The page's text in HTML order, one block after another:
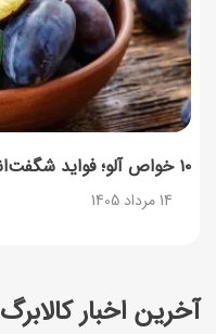
آخرین اخبار کالابرگ
۱۰ خواص آلو؛ فواید شگفت‌انگیز این میوه برای سلامت بدن
14 مرداد 1405